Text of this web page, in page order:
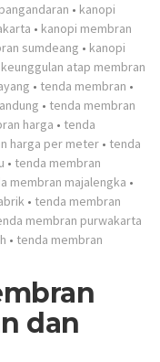
• kanopi
• kanopi membran
sumdeang • kanopi
keunggulan atap membran
• tenda membran •
• tenda membran
harga • tenda
harga per meter • tenda
• tenda membran
membran majalengka •
• tenda membran
membran purwakarta
• tenda membran
dan